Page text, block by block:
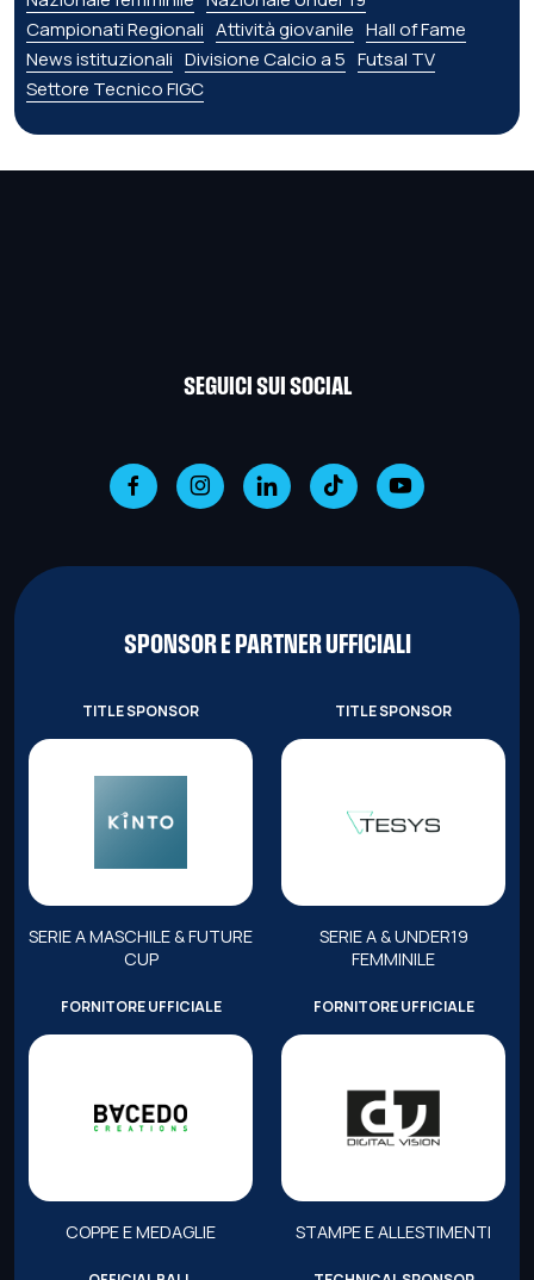
Campionati Regionali Attività giovanile Hall of Fame
News istituzionali Divisione Calcio a 5 Futsal TV
Settore Tecnico FIGC
SEGUICI SUI SOCIAL
SPONSOR E PARTNER UFFICIALI
TITLE SPONSOR
SERIE A MASCHILE & FUTURE
CUP
TITLE SPONSOR
SERIE A & UNDER19
FEMMINILE
FORNITORE UFFICIALE
COPPE E MEDAGLIE
FORNITORE UFFICIALE
STAMPE E ALLESTIMENTI